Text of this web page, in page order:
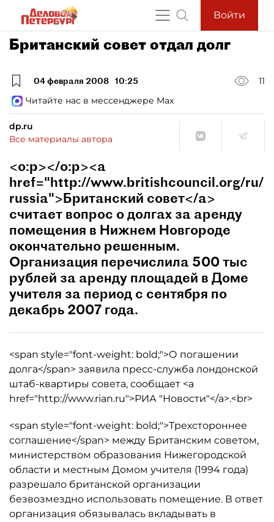
Войти
Британский совет отдал долг
04 февраля 2008 10:25
11
Читайте нас в мессенджере Max
dp.ru
Все материалы автора
<o:p></o:p><a
href="http://www.britishcouncil.org/ru/
russia">Британский совет</a>
считает вопрос о долгах за аренду
помещения в Нижнем Новгороде
окончательно решенным.
Организация перечислила 500 тыс
рублей за аренду площадей в Доме
учителя за период с сентября по
декабрь 2007 года.
<span style="font-weight: bold;">О погашении
долга</span> заявила пресс-служба лондонской
штаб-квартиры совета, сообщает <a
href="http://www.rian.ru">РИА "Новости"</a>.<br>
<span style="font-weight: bold;">Трехстороннее
соглашение</span> между Британским советом,
министерством образования Нижегородской
области и местным Домом учителя (1994 года)
разрешало британской организации
безвозмездно использовать помещение. В ответ
организация обязывалась вкладывать в